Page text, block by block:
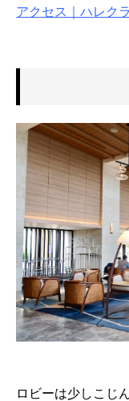
アクセス｜ハレク
ロビーは少しこじ